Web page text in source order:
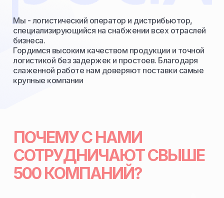
Мы - логистический оператор и дистрибьютор,
специализирующийся на снабжении всех отраслей
бизнеса.
Гордимся высоким качеством продукции и точной
логистикой без задержек и простоев. Благодаря
слаженной работе нам доверяют поставки самые
крупные компании
ПОЧЕМУ С НАМИ
СОТРУДНИЧАЮТ СВЫШЕ
500 КОМПАНИЙ?